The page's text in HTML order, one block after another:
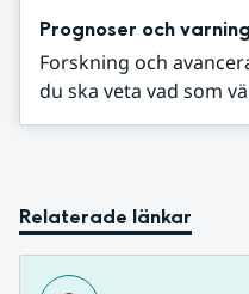
Prognoser och
Forskning och
du ska veta vad som
Relaterade länkar